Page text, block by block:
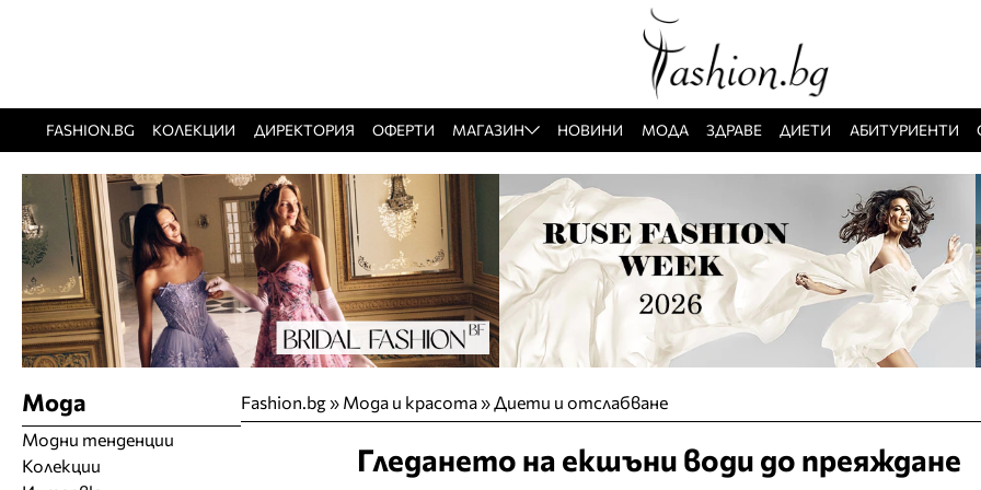
FASHION.BG КОЛЕКЦИИ ДИРЕКТОРИЯ ОФЕРТИ МАГАЗИН НОВИНИ МОДА ЗДРАВЕ ДИЕТИ АБИТУРИЕНТИ
Fashion.bg» Мода и красота»Диети и отслабване
Гледането на екшъни води до преяждане
Мода
Модни тенденции
Колекции